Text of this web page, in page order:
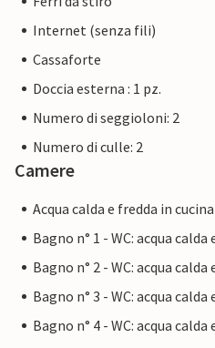
un'urbanizzazione,
di traffico, ma la villa si trova
traffico di passaggio.
sono vicini nelle immediate
di essere rispettosi in modo
una vacanza rilassante. La
permette di fare grandi
incantevoli villaggi di
Fincallorca augurano a voi,
L'invitante Villa Es Castellet si
chiamata Son Ametller,
Un giardino simile a un'oasi,
Internet (senza fili)
Cassaforte
Doccia esterna : 1 pz.
Numero di seggioloni: 2
Numero di culle: 2
Camere
Acqua calda e fredda in cucina
Bagno n° 1 - WC: acqua calda
Bagno n° 2 - WC: acqua calda
Bagno n° 3 - WC: acqua calda
Bagno n° 4 - WC: acqua calda